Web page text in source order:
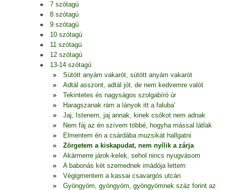
7 szótagú
8 szótagú
9 szótagú
10 szótagú
11 szótagú
12 szótagú
13-14 szótagú
Sütött anyám vakarót, sütött anyám vakarót
Adtál asszont, adtál jót, de nem kedvemre valót
Tekintetes és nagyságos szolgabíró úr
Haragszanak rám a lányok itt a faluba'
Jaj, Istenem, jaj annak, kinek csókot nem adnak
Nem fáj az én szívem többé, hogyha mással látlak
Elmentem én a csárdába muzsikát hallgatni
Zörgetem a kiskapudat, nem nyílik a zárja
Akármerre járok-kelek, sehol nincs nyugvásom
A babonás két szemednek imádója lettem
Végigmentem a kassai csavargós utcán
Gyöngyöm, gyöngyöm, gyöngyömnek száz forint az